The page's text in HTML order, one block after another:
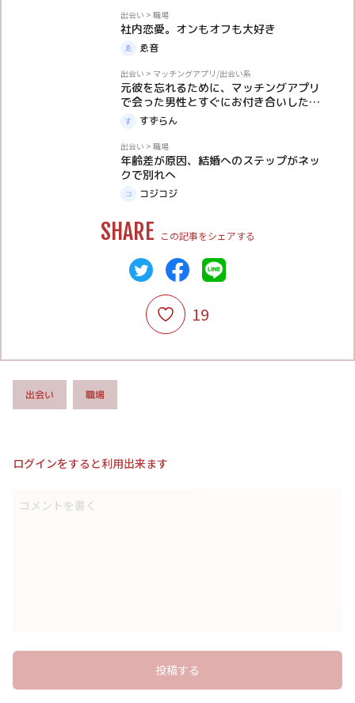
出会い > 職場
社内恋愛。オンもオフも大好き
ゑ音
出会い > マッチングアプリ/出会い系
元彼を忘れるために、マッチングアプリ
で会った男性とすぐにお付き合いしたけ
ど…すずらん
出会い > 職場
年齢差が原因、結婚へのステップがネッ
クで別れへ
コジコジ
SHARE この記事をシェアする
19
出会い 職場
ログインをすると利用出来ます
コメントを書く
投稿する